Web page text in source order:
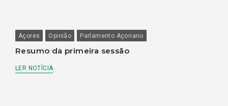
Açores Opinião Parlamento Açoriano
Resumo da primeira sessão
LER NOTÍCIA